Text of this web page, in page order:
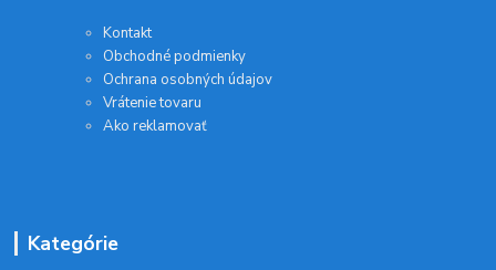
Kontakt
Obchodné podmienky
Ochrana osobných údajov
Vrátenie tovaru
Ako reklamovať
Kategórie